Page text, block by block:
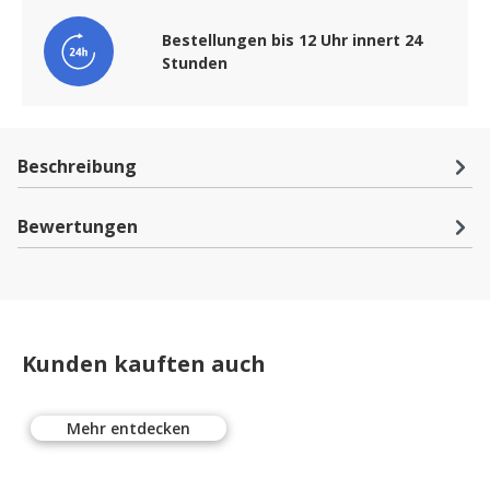
Bestellungen bis 12 Uhr innert 24
Stunden
Beschreibung
Bewertungen
Kunden kauften auch
Mehr entdecken